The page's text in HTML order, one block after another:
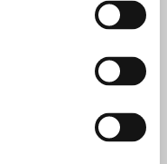
he steps
into the dust
the world as